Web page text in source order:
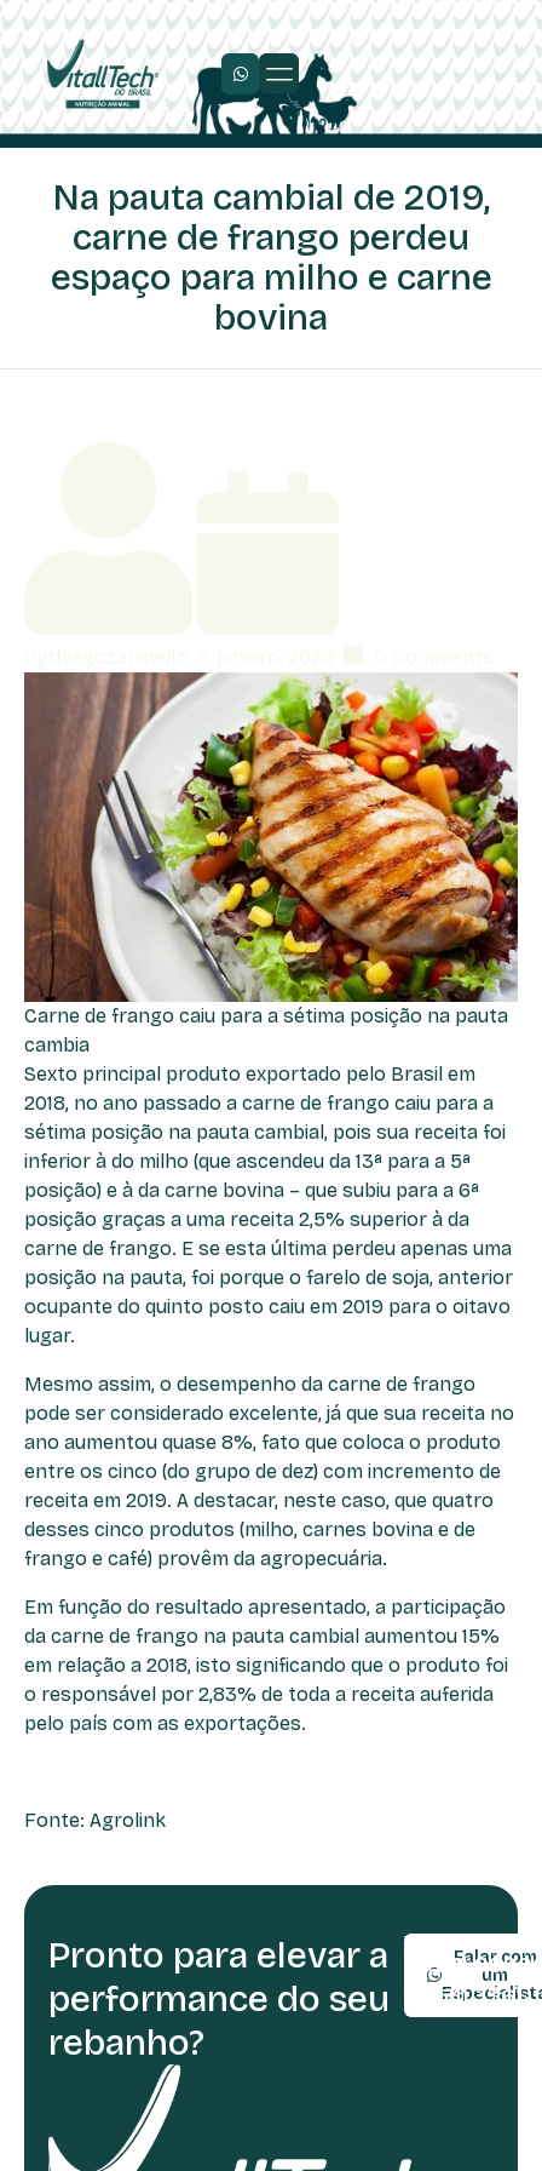
Na pauta cambial de 2019,
carne de frango perdeu
espaço para milho e carne
bovina
Carne de frango caiu para a sétima posição na pauta
cambia
Sexto principal produto exportado pelo Brasil em
2018, no ano passado a carne de frango caiu para a
sétima posição na pauta cambial, pois sua receita foi
inferior à do milho (que ascendeu da 13ª para a 5ª
posição) e à da carne bovina – que subiu para a 6ª
posição graças a uma receita 2,5% superior à da
carne de frango. E se esta última perdeu apenas uma
posição na pauta, foi porque o farelo de soja, anterior
ocupante do quinto posto caiu em 2019 para o oitavo
lugar.
Mesmo assim, o desempenho da carne de frango
pode ser considerado excelente, já que sua receita no
ano aumentou quase 8%, fato que coloca o produto
entre os cinco (do grupo de dez) com incremento de
receita em 2019. A destacar, neste caso, que quatro
desses cinco produtos (milho, carnes bovina e de
frango e café) provêm da agropecuária.
Em função do resultado apresentado, a participação
da carne de frango na pauta cambial aumentou 15%
em relação a 2018, isto significando que o produto foi
o responsável por 2,83% de toda a receita auferida
pelo país com as exportações.
Fonte: Agrolink
Pronto para elevar a
performance do seu
rebanho?
Falar com
um
TELEFONE:
(54)
(54) 3361-